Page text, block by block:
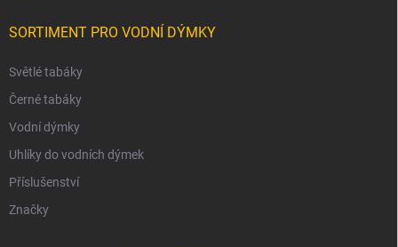
SORTIMENT PRO VODNÍ DÝMKY
Světlé tabáky
Černé tabáky
Vodní dýmky
Uhlíky do vodních dýmek
Příslušenství
Značky